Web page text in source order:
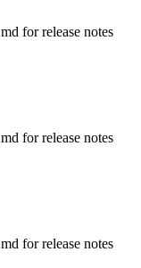
for release notes
for release notes
for release notes